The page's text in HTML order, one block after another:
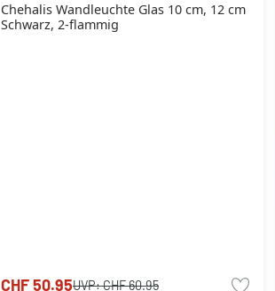
Chehalis Wandleuchte Glas 10 cm, 12 cm
Schwarz, 2-flammig
CHF 50.95UVP:CHF 60.95